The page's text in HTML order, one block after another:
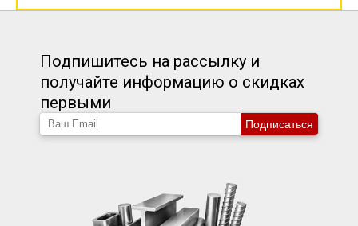
Подпишитесь на рассылку и
получайте информацию о скидках
первыми
Подписаться